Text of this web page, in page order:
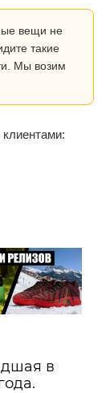
вещи не
такие
Мы возим
в